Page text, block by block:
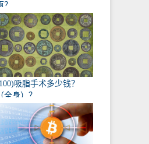
？
吸脂手术多少钱？
（全身）？